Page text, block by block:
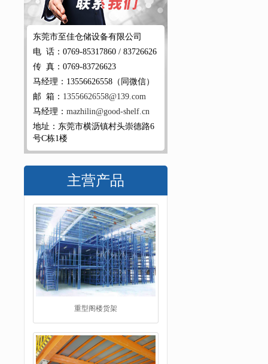
东莞市至佳仓储设备有限公司
电 话：0769-85317860 / 83726626
传 真：0769-83726623
马经理：13556626558（同微信）
邮 箱： 13556626558@139.com
马经理： mazhilin@good-shelf.cn
地址：东莞市横沥镇村头崇德路6
号C栋1楼
主营产品
重型阁楼货架